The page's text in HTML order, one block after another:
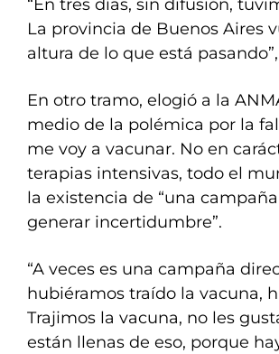
“En tres días, sin difusión,
La provincia de Buenos Aires
altura de lo que está
En otro tramo, elogió a la
medio de la polémica por la
me voy a vacunar. No en
terapias intensivas, todo el
la existencia de “una
generar incertidumbre”.
“A veces es una campaña
hubiéramos traído la vacuna,
Trajimos la vacuna, no les
están llenas de eso, porque